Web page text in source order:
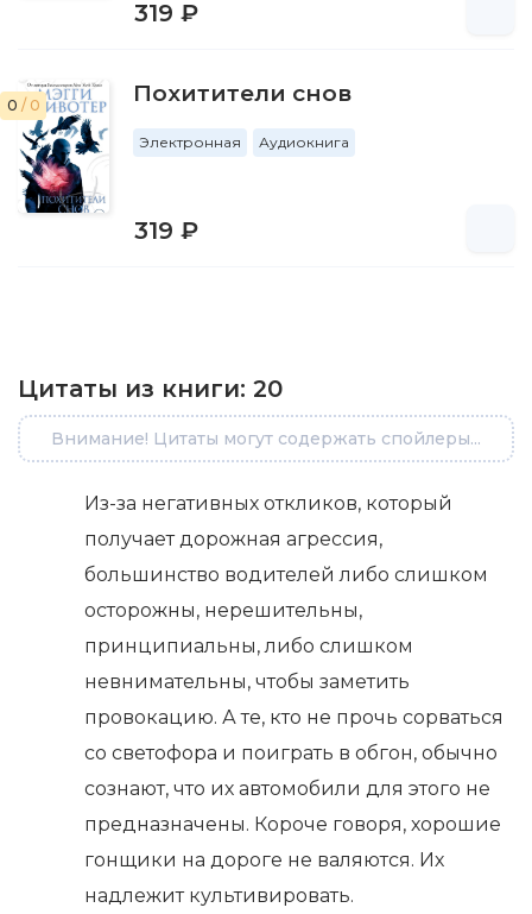
319 ₽
0 / 0 Похитители снов
Электронная Аудиокнига
319 ₽
Цитаты из книги: 20
Внимание! Цитаты могут содержать спойлеры...
Из-за негативных откликов, который
получает дорожная агрессия,
большинство водителей либо слишком
осторожны, нерешительны,
принципиальны, либо слишком
невнимательны, чтобы заметить
провокацию. А те, кто не прочь сорваться
со светофора и поиграть в обгон, обычно
сознают, что их автомобили для этого не
предназначены. Короче говоря, хорошие
гонщики на дороге не валяются. Их
надлежит культивировать.